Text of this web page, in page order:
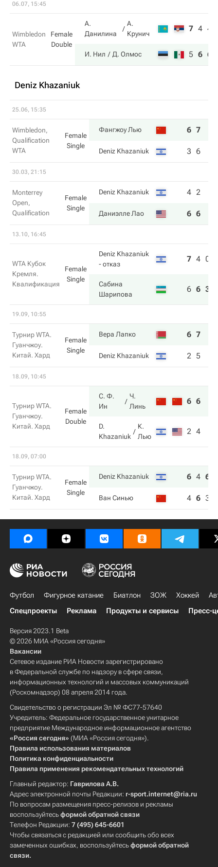
06.07, 15:45
Wimbledon
WTA
Female
Double
А.
Данилина
А.
Крунич
7 4 4
И. Нил Д. Олмос 5 6 6
Deniz Khazaniuk
25.06, 15:35
Wimbledon,
Qualification
WTA
Female
Single
Фангжоу Лью 6 7
Deniz Khazaniuk 3 6
30.03, 21:15
Monterrey
Open,
Qualification
Female
Single
Deniz Khazaniuk 4 2
Даниэлле Лао 6 6
13.10, 16:45
WTA Кубок
Кремля.
Квалификация
Female
Single
Deniz Khazaniuk
- отказ
7 4 0
Сабина
Шарипова
6 6 3
19.09, 10:55
Турнир WTA.
Гуанчжоу.
Китай. Хард
Female
Single
Вера Лапко 6 7
Deniz Khazaniuk 2 5
18.09, 10:45
Турнир WTA.
Гуанчжоу.
Китай. Хард
Female
Double
С. Ф.
Ин
Ч.
Линь
6 6
D.
Khazaniuk
К.
Лью
2 4
18.09, 07:00
Турнир WTA.
Гуанчжоу.
Китай. Хард
Female
Single
Deniz Khazaniuk 6 4 6
Ван Синью 4 6 3
Футбол Фигурное катание Биатлон ЗОЖ Хоккей
Спецпроекты
Реклама Продукты и сервисы Пресс-
Версия 2023.1 Beta
© 2026 МИА «Россия сегодня»
Вакансии
Сетевое издание РИА Новости зарегистрировано
в Федеральной службе по надзору в сфере связи,
информационных технологий и массовых коммуникаций
(Роскомнадзор) 08 апреля 2014 года.
Свидетельство о регистрации Эл № ФС77-57640
Учредитель: Федеральное государственное унитарное
предприятие Международное информационное агентство
«Россия сегодня» (МИА «Россия сегодня»).
Правила использования материалов
Политика конфиденциальности
Правила применения рекомендательных технологий
Главный редактор: Гаврилова А.В.
Адрес электронной почты Редакции: r-sport.internet@ria.ru
По вопросам размещения пресс-релизов и рекламы
воспользуйтесьформой обратной связи
Телефон Редакции: 7 (495) 645-6601
Чтобы связаться с редакцией или сообщить обо всех
замеченных ошибках, воспользуйтесьформой обратной
связи.